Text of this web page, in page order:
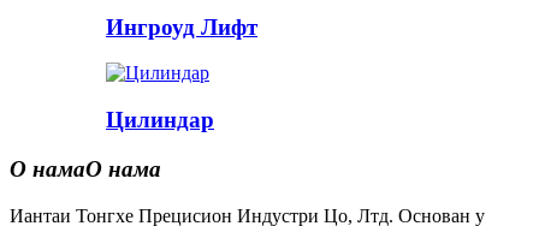
Ингроуд Лифт
Цилиндар
О намаО нама
Иантаи Тонгхе Прецисион Индустри Цо, Лтд. Основан у